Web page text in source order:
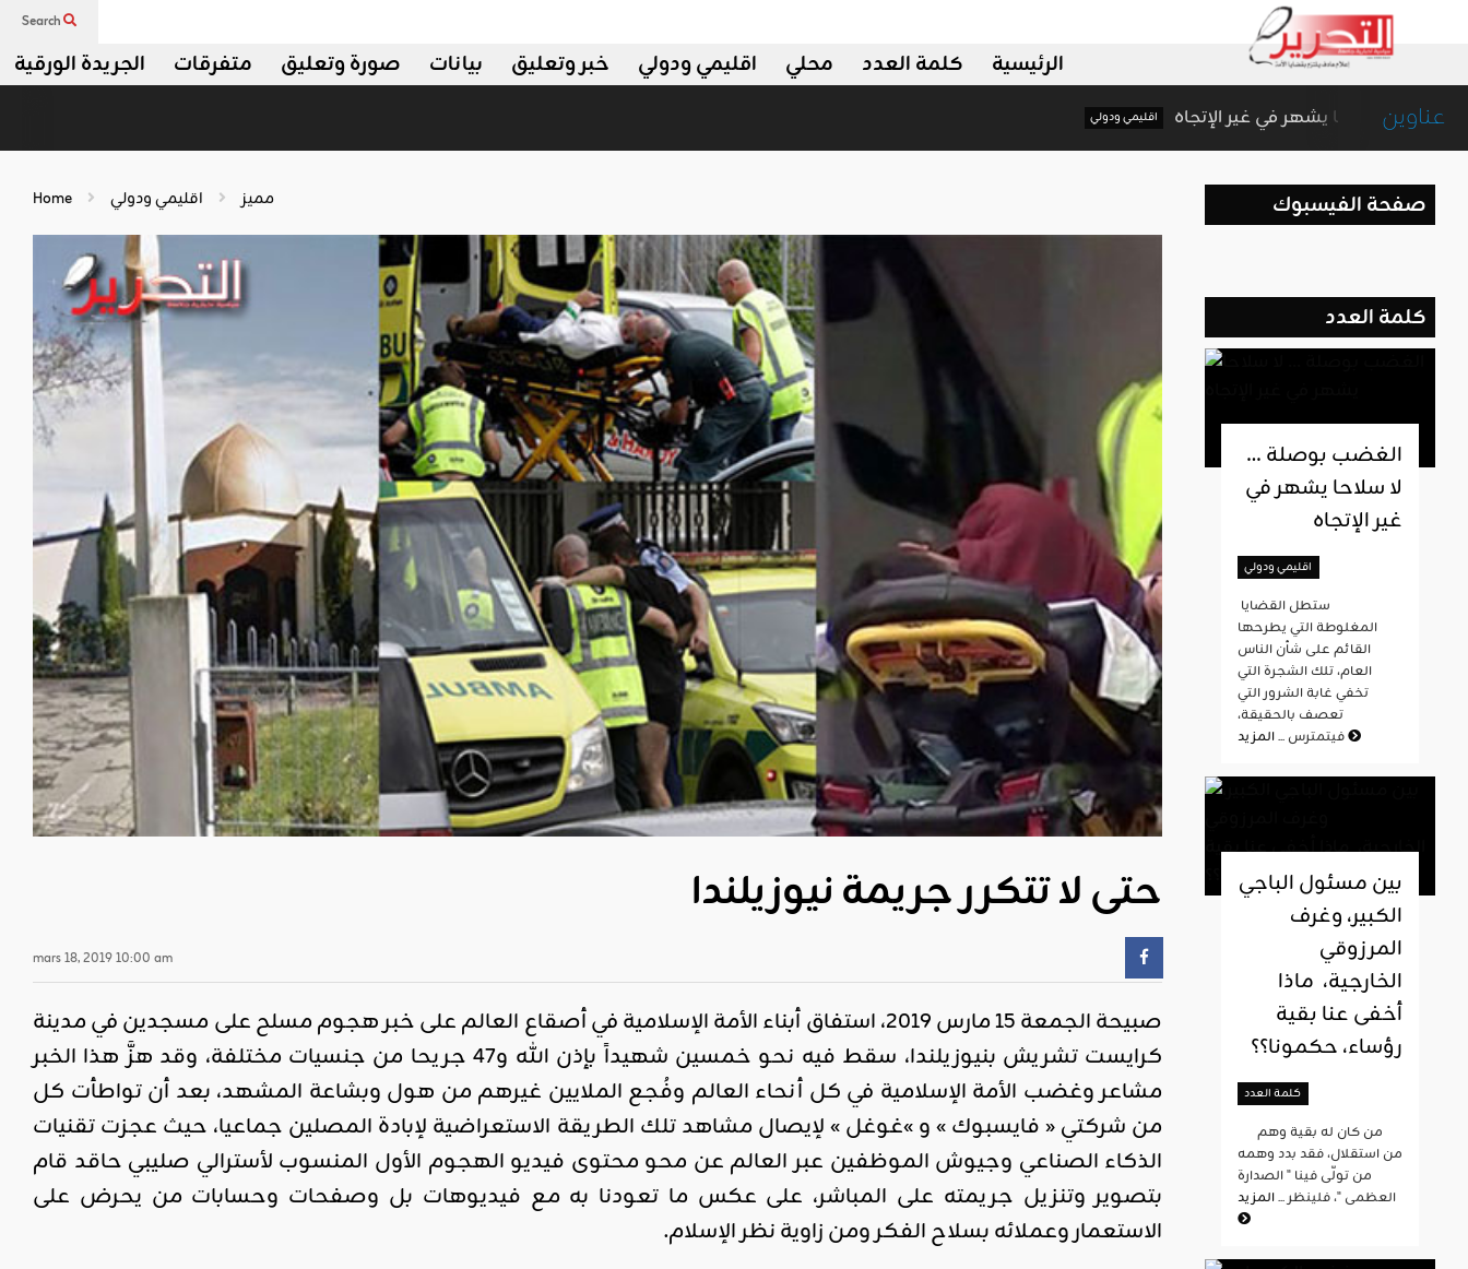
Search
الجريدة الورقية متفرقات صورة وتعليق بيانات خبر وتعليق اقليمي ودولي محلي كلمة العدد الرئيسية
عناوين
الغضب بوصلة … لا سلاحا يشهر في غير الإتجاه
Home مميز اقليمي ودولي
حتى لا تتكرر جريمة نيوزيلندا
mars 18, 2019 10:00 am
صبيحة الجمعة 15 مارس 2019، استفاق أبناء الأمة الإسلامية في أصقاع العالم على خبر هجوم مسلح على مسجدين في مدينة
كرايست تشريش بنيوزيلندا، سقط فيه نحو خمسين شهيداً بإذن الله و47 جريحا من جنسيات مختلفة، وقد هزَّ هذا الخبر
مشاعر وغضب الأمة الإسلامية في كل أنحاء العالم وفُجع الملايين غيرهم من هول وبشاعة المشهد، بعد أن تواطأت كل
من شركتي « فايسبوك » و »غوغل » لإيصال مشاهد تلك الطريقة الاستعراضية لإبادة المصلين جماعيا، حيث عجزت تقنيات
الذكاء الصناعي وجيوش الموظفين عبر العالم عن محو محتوى فيديو الهجوم الأول المنسوب لأسترالي صليبي حاقد قام
بتصوير وتنزيل جريمته على المباشر، على عكس ما تعودنا به مع فيديوهات بل وصفحات وحسابات من يحرض على
الاستعمار وعملائه بسلاح الفكر ومن زاوية نظر الإسلام.
صفحة الفيسبوك
كلمة العدد
الغضب بوصلة …
لا سلاحا يشهر في
غير الإتجاه
اقليمي ودولي
المغلوطة التي يطرحها
القائم على شأن الناس
العام، تلك الشجرة التي
تخفي غابة الشرور التي
تعصف بالحقيقة،
فيتمترس ...المزيد
بين مسئول الباجي
الكبير، وغرف
المرزوقي
الخارجية، ماذا
أخفى عنا بقية
رؤساء، حكمونا؟؟
كلمة العدد
من استقلال، فقد بدد وهمه
من تولّى فينا " الصدارة
العظمى "، فلينظر ...المزيد